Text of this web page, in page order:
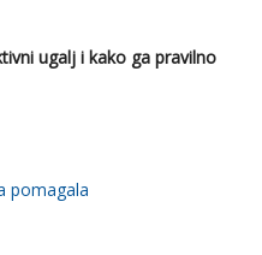
ugalj i kako ga pravilno